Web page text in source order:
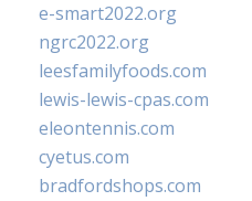
e-smart2022.org
ngrc2022.org
leesfamilyfoods.com
lewis-lewis-cpas.com
eleontennis.com
cyetus.com
bradfordshops.com